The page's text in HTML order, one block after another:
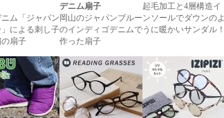
ニム「ジャパン
」による刺し子
扇子
デニム扇子
岡山のジャパンブルー
のインディゴデニムで
作った扇子
起毛加工と4層構造イ
ンソールでダウンのよ
うに暖かいサンダル！